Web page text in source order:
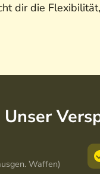
dir die
Unser
Waffen)